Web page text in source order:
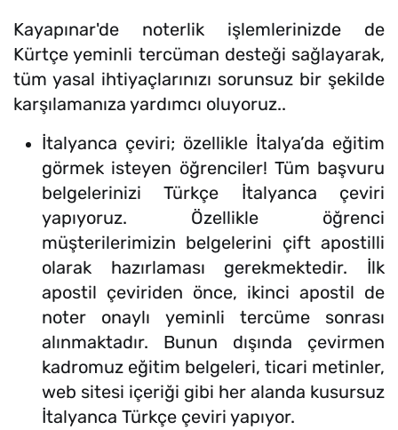
Kayapınar'de noterlik işlemlerinizde de
Kürtçe yeminli tercüman desteği sağlayarak,
tüm yasal ihtiyaçlarınızı sorunsuz bir şekilde
karşılamanıza yardımcı oluyoruz..
İtalyanca çeviri; özellikle İtalya’da eğitim
görmek isteyen öğrenciler! Tüm başvuru
belgelerinizi Türkçe İtalyanca çeviri
yapıyoruz. Özellikle öğrenci
müşterilerimizin belgelerini çift apostilli
olarak hazırlaması gerekmektedir. İlk
apostil çeviriden önce, ikinci apostil de
noter onaylı yeminli tercüme sonrası
alınmaktadır. Bunun dışında çevirmen
kadromuz eğitim belgeleri, ticari metinler,
web sitesi içeriği gibi her alanda kusursuz
İtalyanca Türkçe çeviri yapıyor.